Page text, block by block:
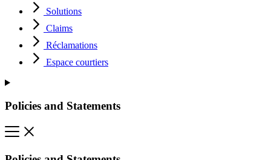
Solutions
Claims
Réclamations
Espace courtiers
Policies and Statements